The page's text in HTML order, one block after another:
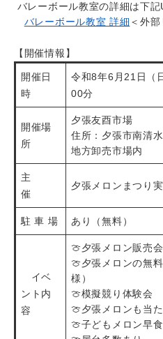
バレーボール教室の詳細は下記
バレーボール教室 詳細 ＜外部
【開催情報】
開催日
時
令和8年6月21日
00分
開催場
所
夕張友酉市場
住所：夕張市南清
地方卸売市場内
主
催
夕張メロンまつり
駐 車 場 あり（無料）
イベ
ント内
容
🍈夕張メロン販売会
🍈夕張メロンの無
様）
🍈模擬競り体験会
🍈夕張メロンも当
🍈子どもメロン早